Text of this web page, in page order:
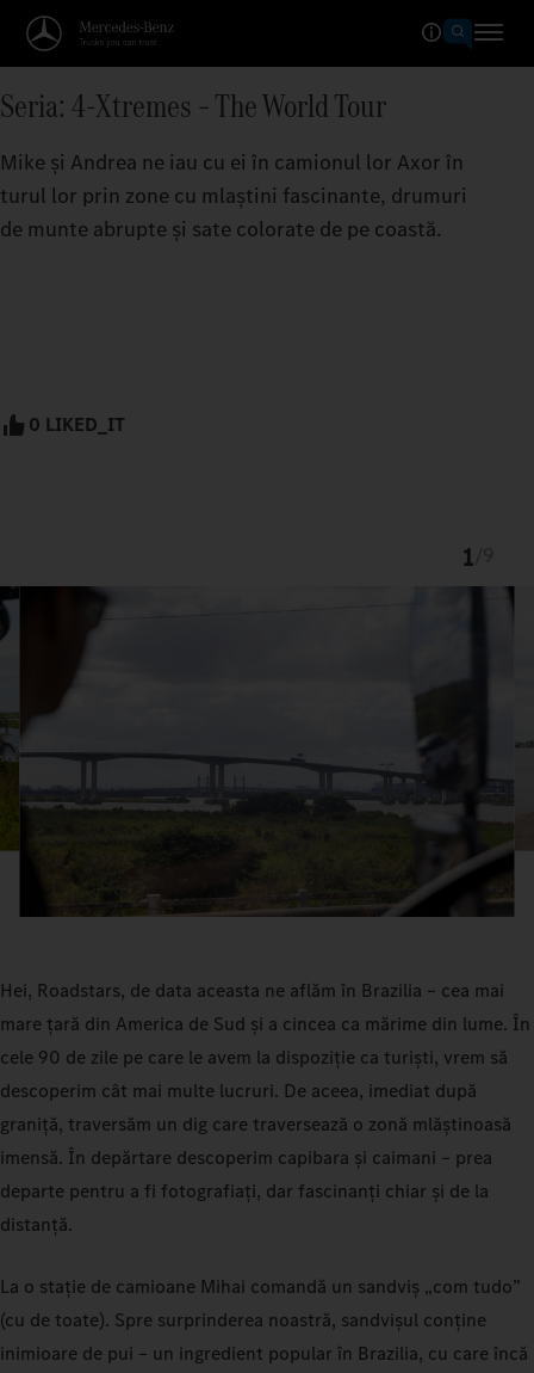
Seria: 4-Xtremes – The World Tour
Mike și Andrea ne iau cu ei în camionul lor Axor în
turul lor prin zone cu mlaștini fascinante, drumuri
de munte abrupte și sate colorate de pe coastă.
0 LIKED_IT
1
Hei, Roadstars, de data aceasta ne aflăm în Brazilia – cea mai
mare țară din America de Sud și a cincea ca mărime din lume. În
cele 90 de zile pe care le avem la dispoziție ca turiști, vrem să
descoperim cât mai multe lucruri. De aceea, imediat după
graniță, traversăm un dig care traversează o zonă mlăștinoasă
imensă. În depărtare descoperim capibara și caimani – prea
departe pentru a fi fotografiați, dar fascinanți chiar și de la
distanță.
La o stație de camioane Mihai comandă un sandviș „com tudo”
(cu de toate). Spre surprinderea noastră, sandvișul conține
inimioare de pui – un ingredient popular în Brazilia, cu care încă